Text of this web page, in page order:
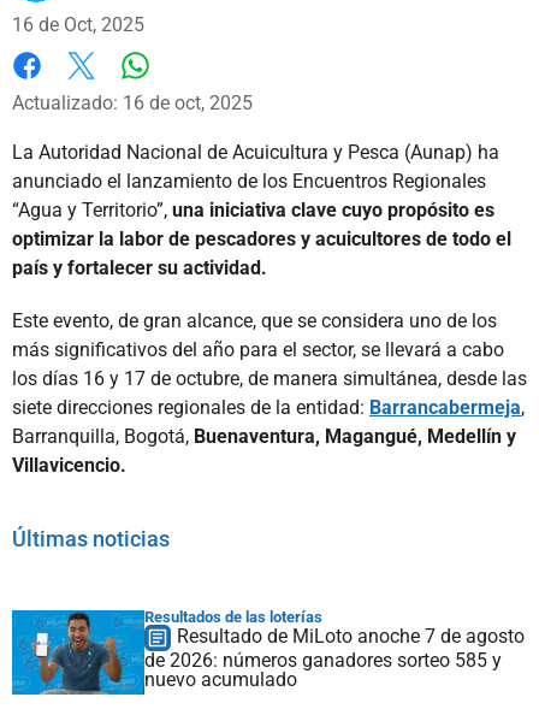
16 de Oct, 2025
Facebook
X
Actualizado: 16 de oct, 2025
La Autoridad Nacional de Acuicultura y Pesca (Aunap) ha
anunciado el lanzamiento de los Encuentros Regionales
“Agua y Territorio”, una iniciativa clave cuyo propósito es
optimizar la labor de pescadores y acuicultores de todo el
país y fortalecer su actividad.
Este evento, de gran alcance, que se considera uno de los
más significativos del año para el sector, se llevará a cabo
los días 16 y 17 de octubre, de manera simultánea, desde las
siete direcciones regionales de la entidad: Barrancabermeja,
Barranquilla, Bogotá, Buenaventura, Magangué, Medellín y
Villavicencio.
Últimas noticias
Resultados de las loterías
Resultado de MiLoto anoche 7 de agosto
de 2026: números ganadores sorteo 585 y
nuevo acumulado